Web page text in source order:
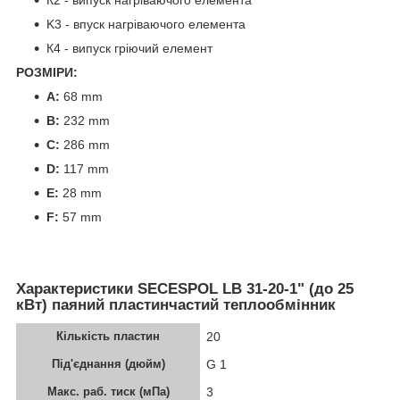
K3 - впуск нагріваючого елемента
К4 - випуск гріючий елемент
РОЗМІРИ:
A: 68 mm
B: 232 mm
C: 286 mm
D: 117 mm
E: 28 mm
F: 57 mm
Характеристики SECESPOL LB 31-20-1" (до 25
кВт) паяний пластинчастий теплообмінник
Кількість пластин 20
Під'єднання (дюйм) G 1
Макс. раб. тиск (мПа) 3